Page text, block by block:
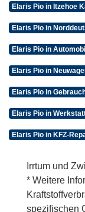
Elaris Pio in Itzehoe
Elaris Pio in
Elaris Pio in
Elaris Pio in
Elaris Pio in
Elaris Pio in
Elaris Pio in KFZ-
Irrtum und
* Weitere
spezifischen